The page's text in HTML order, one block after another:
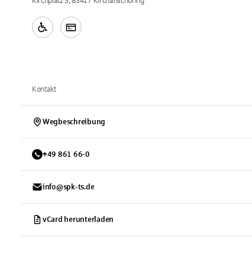
Kontakt
Wegbeschreibung
+49 861 66-0
info@spk-ts.de
vCard herunterladen